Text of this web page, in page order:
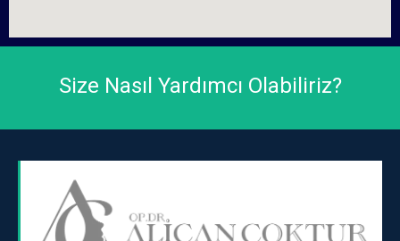
Size Nasıl Yardımcı Olabiliriz?